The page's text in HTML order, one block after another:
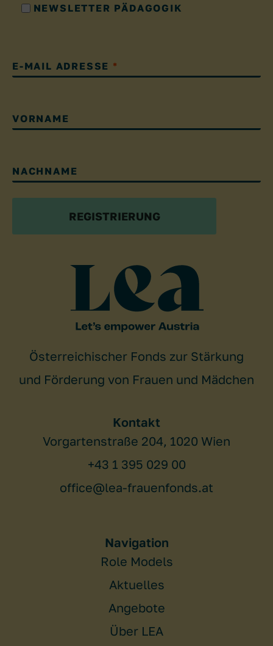
NEWSLETTER PÄDAGOGIK
E-MAIL ADRESSE *
VORNAME
NACHNAME
REGISTRIERUNG
Österreichischer Fonds zur Stärkung
und Förderung von Frauen und Mädchen
Kontakt
Vorgartenstraße 204, 1020 Wien
+43 1 395 029 00
office@lea-frauenfonds.at
Navigation
Role Models
Angebote
Aktuelles
Über LEA